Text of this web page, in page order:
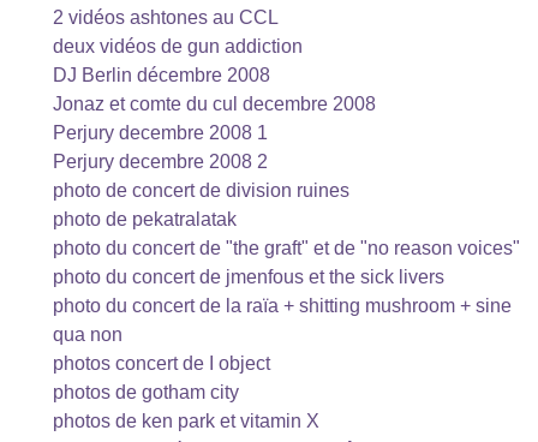
2 vidéos ashtones au CCL
deux vidéos de gun addiction
DJ Berlin décembre 2008
Jonaz et comte du cul decembre 2008
Perjury decembre 2008 1
Perjury decembre 2008 2
photo de concert de division ruines
photo de pekatralatak
photo du concert de "the graft" et de "no reason voices"
photo du concert de jmenfous et the sick livers
photo du concert de la raïa + shitting mushroom + sine
qua non
photos concert de I object
photos de gotham city
photos de ken park et vitamin X